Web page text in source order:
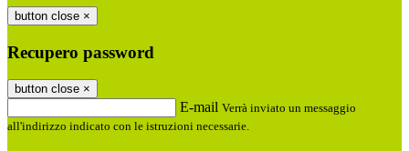
button close ×
Recupero password
button close ×
E-mail Verrà inviato un messaggio
all'indirizzo indicato con le istruzioni necessarie.